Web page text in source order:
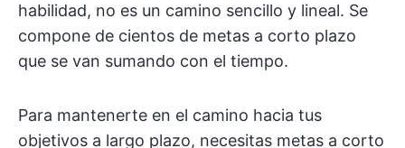
habilidad, no es un camino sencillo y lineal. Se
compone de cientos de metas a corto plazo
que se van sumando con el tiempo.
Para mantenerte en el camino hacia tus
objetivos a largo plazo, necesitas metas a corto